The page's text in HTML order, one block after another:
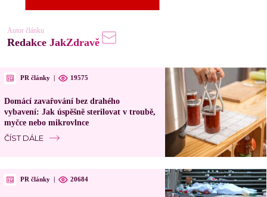
Autor článku
Redakce JakZdravě
PR články | 19575
Domácí zavařování bez drahého
vybavení: Jak úspěšně sterilovat v troubě,
myčce nebo mikrovlnce
ČÍST DÁLE
PR články | 20684